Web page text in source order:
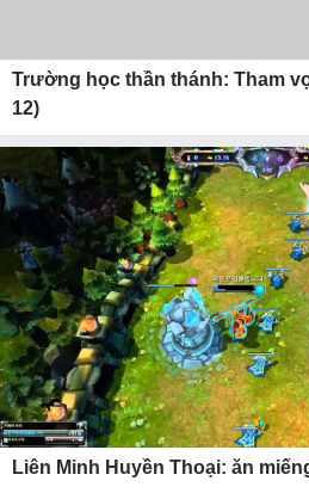
Trường học thần thánh: Tham
12)
Liên Minh Huyền Thoại: ăn